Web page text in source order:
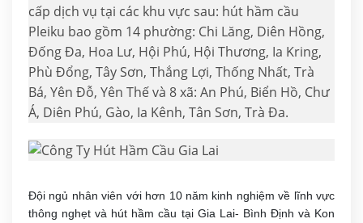
cấp dịch vụ tại các khu vực sau: hút hầm cầu
Pleiku bao gồm 14 phường: Chi Lăng, Diên Hồng,
Đống Đa, Hoa Lư, Hội Phú, Hội Thương, Ia Kring,
Phù Đổng, Tây Sơn, Thắng Lợi, Thống Nhất, Trà
Bá, Yên Đỗ, Yên Thế và 8 xã: An Phú, Biển Hồ, Chư
Á, Diên Phú, Gào, Ia Kênh, Tân Sơn, Trà Đa.
Đội ngủ nhân viên với hơn 10 năm kinh nghiệm về lĩnh vực
thông nghẹt và hút hầm cầu tại Gia Lai- Bình Định và Kon